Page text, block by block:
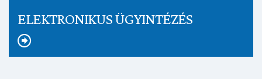
ELEKTRONIKUS ÜGYINTÉZÉS